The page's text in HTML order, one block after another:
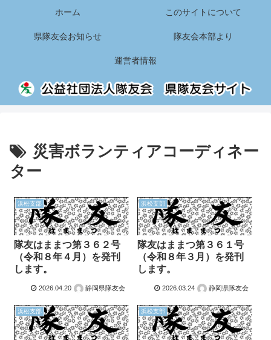
ホーム このサイトについて
県隊友会お知らせ 隊友会本部より
運営者情報
災害ボランティアコーディネー
ター
浜松支部
隊友はままつ第３６２号
（令和８年４月）を発刊
します。
2026.04.20 静岡県隊友会
浜松支部
隊友はままつ第３６１号
（令和８年３月）を発刊
します。
2026.03.24 静岡県隊友会
浜松支部 浜松支部